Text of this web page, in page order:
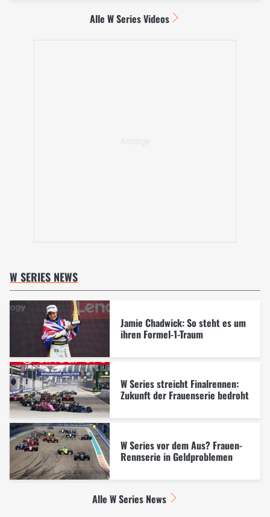
Alle W Series Videos
W SERIES NEWS
Jamie Chadwick: So steht es um
ihren Formel-1-Traum
W Series streicht Finalrennen:
Zukunft der Frauenserie bedroht
W Series vor dem Aus? Frauen-
Rennserie in Geldproblemen
Alle W Series News